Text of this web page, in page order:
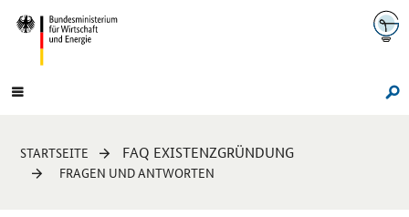
Navigation
Hauptmenü
Sie
sind
STARTSEITE FAQ EXISTENZGRÜNDUNG
FRAGEN UND ANTWORTEN